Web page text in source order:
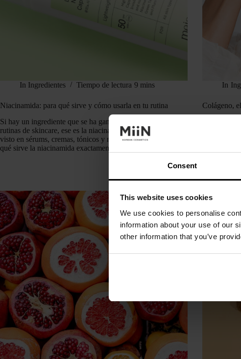
Consent
This website uses cookies
We use cookies to personalise
information about your use of our
other information that you’ve
In Ingredientes Tiempo de lectura 9 mins
Niacinamida: para qué sirve y cómo usarla en tu rutina
Si hay un ingrediente que se ha ganado un lugar fijo en las
rutinas de skincare, ese es la niacinamida. Seguro que la has
visto en sérums, cremas, tónicos y mascarillas… pero ¿para
qué sirve la niacinamida exactamente y por…
In
Colágeno,